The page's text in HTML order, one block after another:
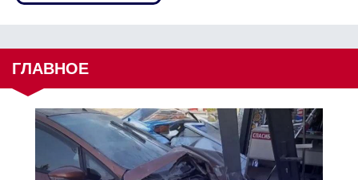
ГЛАВНОЕ